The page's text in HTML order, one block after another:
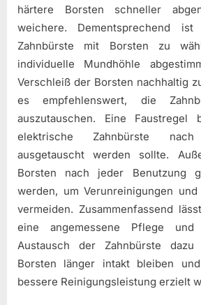
härtere Borsten schneller
weichere. Dementsprechend
Zahnbürste mit Borsten zu
individuelle Mundhöhle
Verschleiß der Borsten nachhaltig
es empfehlenswert, die
auszutauschen. Eine Faustregel
elektrische Zahnbürste
ausgetauscht werden sollte.
Borsten nach jeder Benutzung
werden, um Verunreinigungen
vermeiden. Zusammenfassend
eine angemessene Pflege und
Austausch der Zahnbürste
Borsten länger intakt bleiben
bessere Reinigungsleistung erzielt